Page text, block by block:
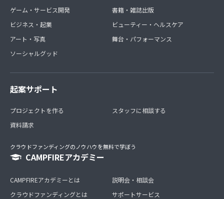
ゲーム・サービス開発
ビジネス・起業
アート・写真
ソーシャルグッド
書籍・雑誌出版
ビューティー・ヘルスケア
舞台・パフォーマンス
起案サポート
プロジェクトを作る
資料請求
スタッフに相談する
クラウドファンディングのノウハウを無料で学ぼう
CAMPFIREアカデミー
CAMPFIREアカデミーとは
クラウドファンディングとは
説明会・相談会
サポートサービス